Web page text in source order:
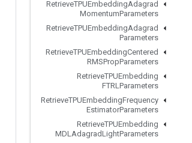
RetrieveTPUEmbeddingAdagrad
MomentumParameters
RetrieveTPUEmbeddingAdagrad
Parameters
RetrieveTPUEmbeddingCentered
RMSPropParameters
RetrieveTPUEmbedding
FTRLParameters
RetrieveTPUEmbeddingFrequency
EstimatorParameters
RetrieveTPUEmbedding
MDLAdagradLightParameters